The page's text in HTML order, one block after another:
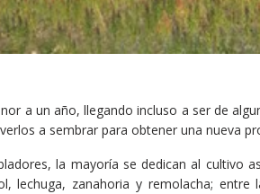
a un año, llegando incluso a ser de
a sembrar para obtener una nueva
la mayoría se dedican al cultivo
lechuga, zanahoria y remolacha; entre